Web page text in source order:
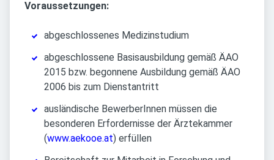
Voraussetzungen:
abgeschlossenes Medizinstudium
abgeschlossene Basisausbildung gemäß ÄAO
2015 bzw. begonnene Ausbildung gemäß ÄAO
2006 bis zum Dienstantritt
ausländische BewerberInnen müssen die
besonderen Erfordernisse der Ärztekammer
(www.aekooe.at) erfüllen